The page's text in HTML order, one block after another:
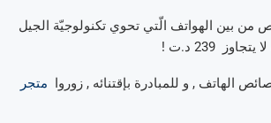
من بين الهواتف الّتي تحوي تكنولوجيّة الجيل
239 د.ت !
الهاتف , و للمبادرة بإقتنائه , زوروا متجر